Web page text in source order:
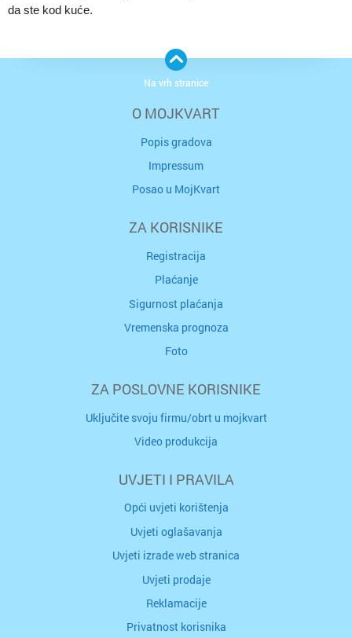
da ste kod kuće.
O MOJKVART
Popis gradova
Impressum
Posao u MojKvart
ZA KORISNIKE
Registracija
Plaćanje
Sigurnost plaćanja
Vremenska prognoza
Foto
ZA POSLOVNE KORISNIKE
Uključite svoju firmu/obrt u mojkvart
Video produkcija
UVJETI I PRAVILA
Opći uvjeti korištenja
Uvjeti oglašavanja
Uvjeti izrade web stranica
Uvjeti prodaje
Reklamacije
Privatnost korisnika
Na vrh stranice